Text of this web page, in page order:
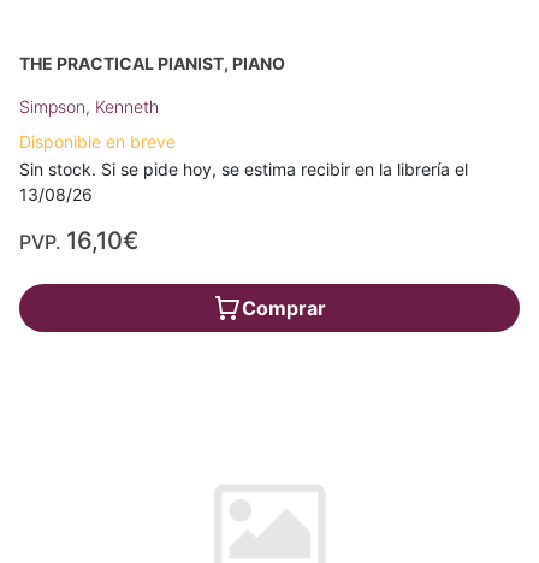
THE PRACTICAL PIANIST, PIANO
Simpson, Kenneth
Disponible en breve
Sin stock. Si se pide hoy, se estima recibir en la librería el
13/08/26
PVP. 16,10€
Comprar